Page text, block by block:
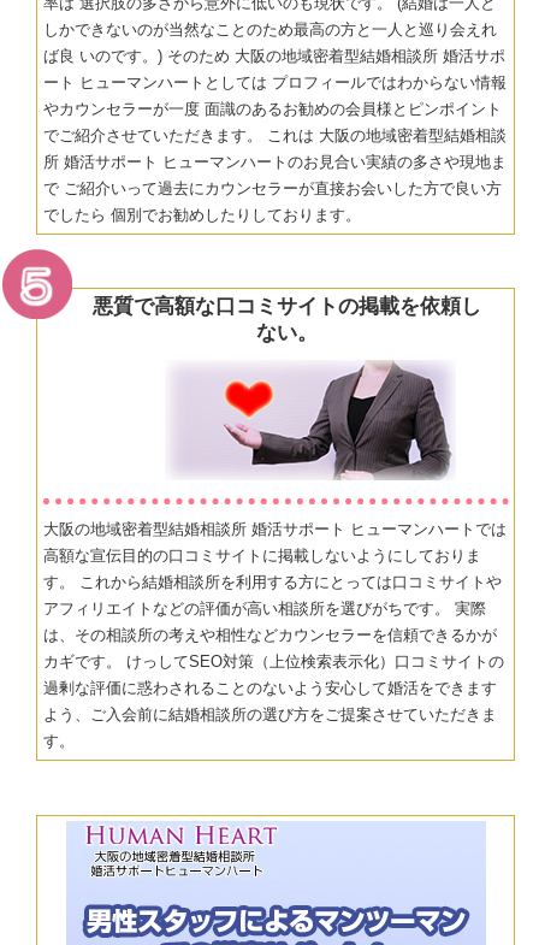
しかできないのが当然なことのため最高の方と一人と巡り会えれ
ば良 いのです。) そのため 大阪の地域密着型結婚相談所 婚活サポ
ート ヒューマンハートとしては プロフィールではわからない情報
やカウンセラーが一度 面識のあるお勧めの会員様とピンポイント
でご紹介させていただきます。 これは 大阪の地域密着型結婚相談
所 婚活サポート ヒューマンハートのお見合い実績の多さや現地ま
で ご紹介いって過去にカウンセラーが直接お会いした方で良い方
でしたら 個別でお勧めしたりしております。
悪質で高額な口コミサイトの掲載を依頼し
ない。
大阪の地域密着型結婚相談所 婚活サポート ヒューマンハートでは
高額な宣伝目的の口コミサイトに掲載しないようにしておりま
す。 これから結婚相談所を利用する方にとっては口コミサイトや
アフィリエイトなどの評価が高い相談所を選びがちです。 実際
は、その相談所の考えや相性などカウンセラーを信頼できるかが
カギです。 けっしてSEO対策（上位検索表示化）口コミサイトの
過剰な評価に惑わされることのないよう安心して婚活をできます
よう、ご入会前に結婚相談所の選び方をご提案させていただきま
す。